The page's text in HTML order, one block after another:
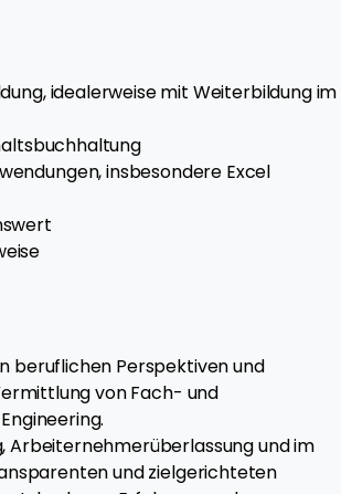
idealerweise mit Weiterbildung im
insbesondere Excel
beruflichen Perspektiven und
von Fach- und
Arbeiternehmerüberlassung und im
und zielgerichteten